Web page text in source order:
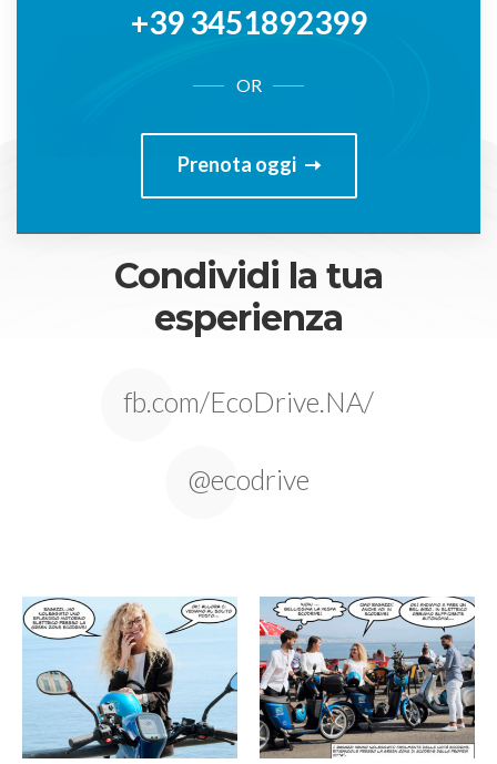
+39 3451892399
OR
Prenota oggi
Condividi la tua
esperienza
fb.com/EcoDrive.NA/
@ecodrive